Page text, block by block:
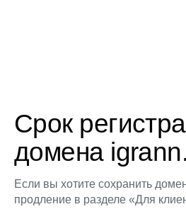
Срок
домена
Если вы хотите сохранить
продление в разделе «Для